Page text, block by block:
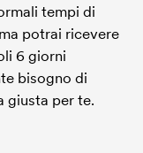
tempi di
potrai ricevere
6 giorni
bisogno di
giusta per te.